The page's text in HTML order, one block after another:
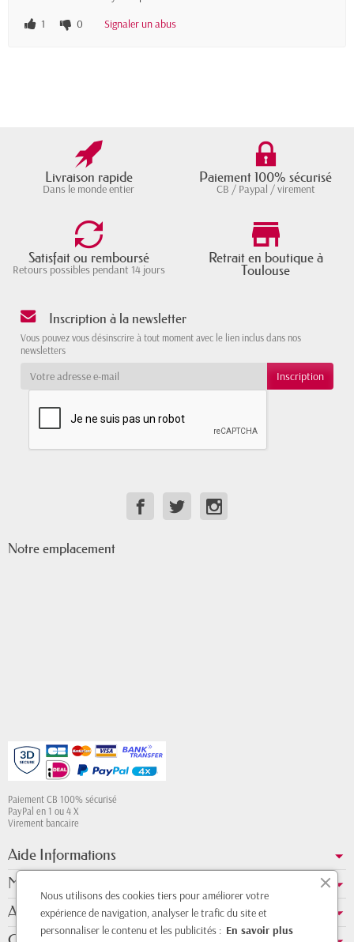
1
0 Signaler un abus
Livraison rapide
Dans le monde entier
Paiement 100% sécurisé
CB / Paypal / virement
Satisfait ou remboursé
Retours possibles pendant 14 jours
Retrait en boutique à
Toulouse
Inscription à la newsletter
Vous pouvez vous désinscrire à tout moment avec le lien inclus dans nos
newsletters
Notre emplacement
Paiement CB 100% sécurisé
PayPal en 1 ou 4 X
Virement bancaire
Aide Informations
Mon compte
A propos de nous
Nous utilisons des cookies tiers pour améliorer votre
expérience de navigation, analyser le trafic du site et
personnaliser le contenu et les publicités : En savoir plus